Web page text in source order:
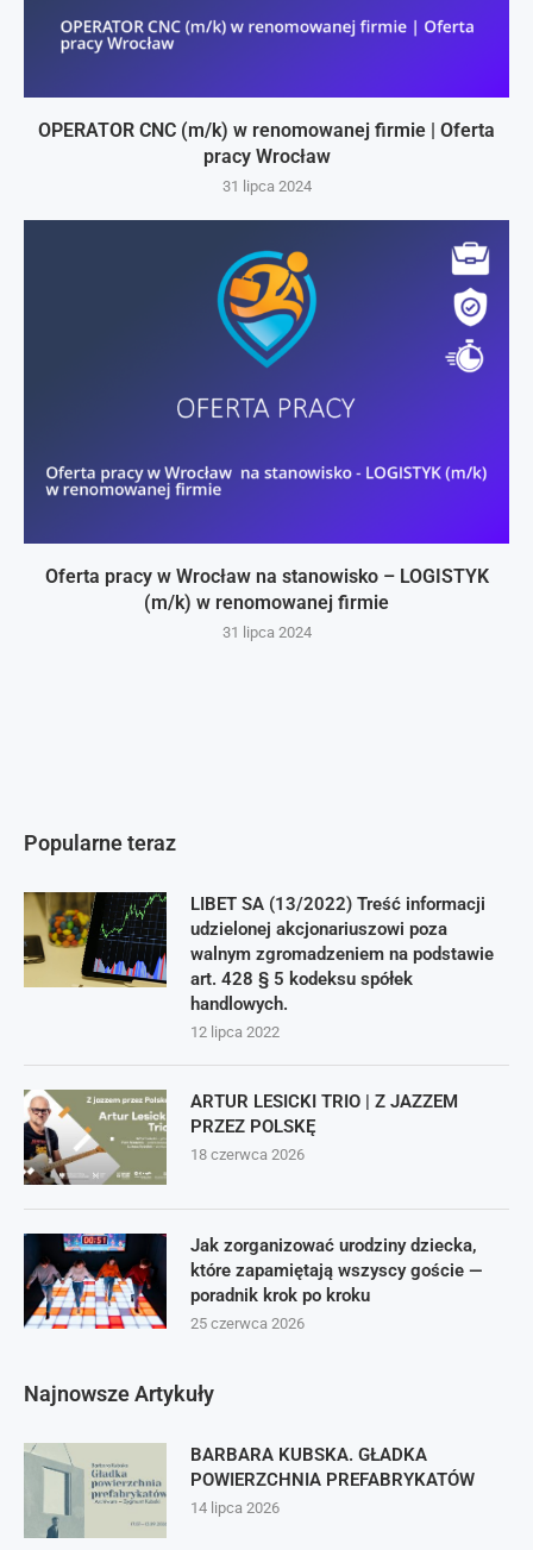
OPERATOR CNC (m/k) w renomowanej firmie | Oferta
pracy Wrocław
31 lipca 2024
Oferta pracy w Wrocław na stanowisko – LOGISTYK
(m/k) w renomowanej firmie
31 lipca 2024
Popularne teraz
LIBET SA (13/2022) Treść informacji
udzielonej akcjonariuszowi poza
walnym zgromadzeniem na podstawie
art. 428 § 5 kodeksu spółek
handlowych.
12 lipca 2022
ARTUR LESICKI TRIO | Z JAZZEM
PRZEZ POLSKĘ
18 czerwca 2026
Jak zorganizować urodziny dziecka,
które zapamiętają wszyscy goście —
poradnik krok po kroku
25 czerwca 2026
Najnowsze Artykuły
BARBARA KUBSKA. GŁADKA
POWIERZCHNIA PREFABRYKATÓW
14 lipca 2026